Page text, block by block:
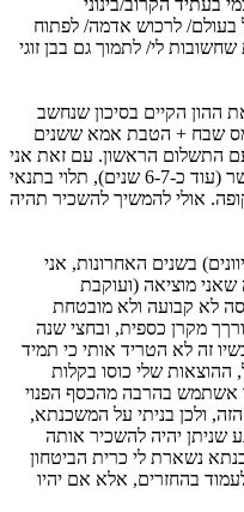
בעולם/ לרכוש אדמה/ לפתוח
לי/ לתמוך גם בבן זוגי
ההון הקיים בסיכון שנחשב
שבח + הטבת אמא ששנים
התשלום הראשון. עם זאת אני
לא בטוחה שארצה למכור ברגע שיתאפשר (עוד כ-6-7 שנים), תלוי בתנאי
אולי להמשיך להשכיר תהיה
בשנים האחרונות, אני
מוציאה (ועוקבת
לא קבועה ולא מובטחת
מקרן כספית, ובחצי שנה
זה לא הטריד אותי כי תמיד
ההוצאות שלי כוסו בקלות
אשתמש בהרבה מהכסף הפנוי
ולכן בניתי על המשכנתא,
יהיה להשכיר אותה
נשארת לי כרית הביטחון
בהחזרים, אלא אם יהיו